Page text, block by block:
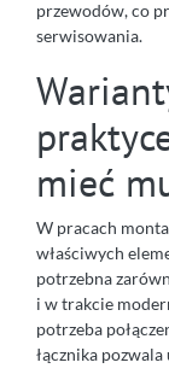
przewodów, co
serwisowania.
mieć
W pracach
właściwych
potrzebna
i w trakcie
potrzeba
łącznika